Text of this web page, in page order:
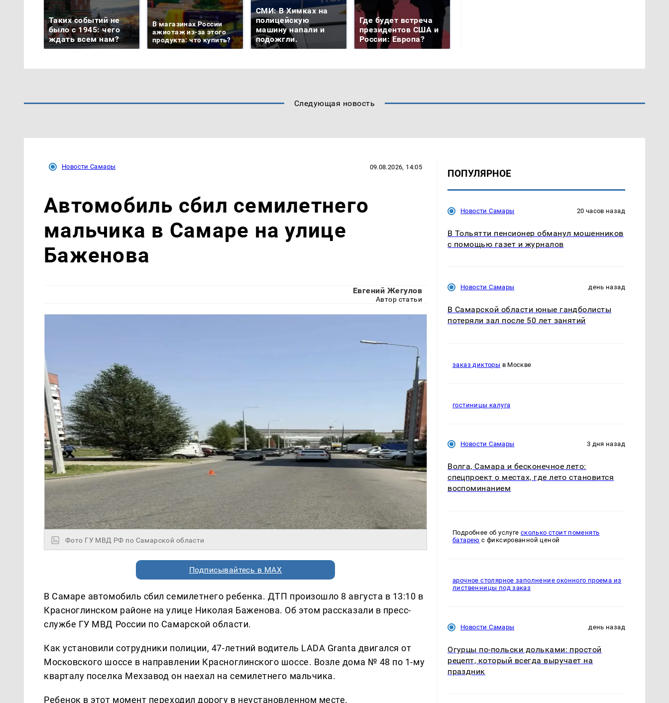
Таких событий не
было с 1945: чего
ждать всем нам?
В магазинах России
ажиотаж из-за этого
продукта: что купить?
СМИ: В Химках на
полицейскую
машину напали и
подожгли.
Где будет встреча
президентов США и
России: Европа?
Следующая новость
Новости Самары 09.08.2026, 14:05
Автомобиль сбил семилетнего
мальчика в Самаре на улице
Баженова
Евгений Жегулов
Автор статьи
Фото ГУ МВД РФ по Самарской области
Подписывайтесь в MAX
В Самаре автомобиль сбил семилетнего ребенка. ДТП произошло 8 августа в 13:10 в
Красноглинском районе на улице Николая Баженова. Об этом рассказали в пресс-
службе ГУ МВД России по Самарской области.
Как установили сотрудники полиции, 47-летний водитель LADA Granta двигался от
Московского шоссе в направлении Красноглинского шоссе. Возле дома № 48 по 1-му
кварталу поселка Мехзавод он наехал на семилетнего мальчика.
Ребенок в этот момент переходил дорогу в неустановленном месте.
ПОПУЛЯРНОЕ
Новости Самары 20 часов назад
В Тольятти пенсионер обманул мошенников
с помощью газет и журналов
Новости Самары день назад
В Самарской области юные гандболисты
потеряли зал после 50 лет занятий
заказ дикторы в Москве
гостиницы калуга
Новости Самары 3 дня назад
Волга, Самара и бесконечное лето:
спецпроект о местах, где лето становится
воспоминанием
Подробнее об услуге сколько стоит поменять
батарею с фиксированной ценой
арочное столярное заполнение оконного проема из
лиственницы под заказ
Новости Самары день назад
Огурцы по‑польски дольками: простой
рецепт, который всегда выручает на
праздник